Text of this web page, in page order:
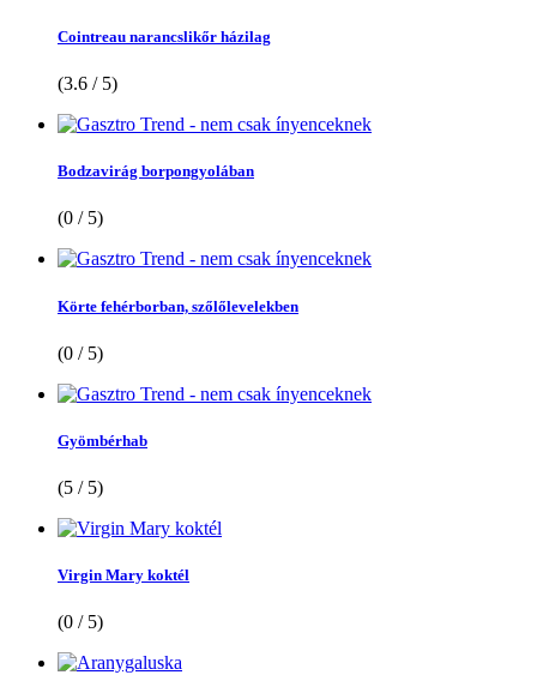
Cointreau narancslikőr házilag
(3.6 / 5)
Bodzavirág borpongyolában
(0 / 5)
Körte fehérborban, szőlőlevelekben
(0 / 5)
Gyömbérhab
(5 / 5)
Virgin Mary koktél
(0 / 5)